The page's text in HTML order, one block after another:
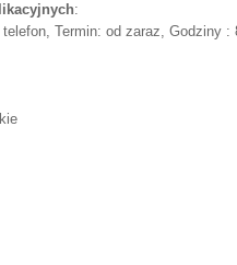
:
Termin: od zaraz, Godziny :